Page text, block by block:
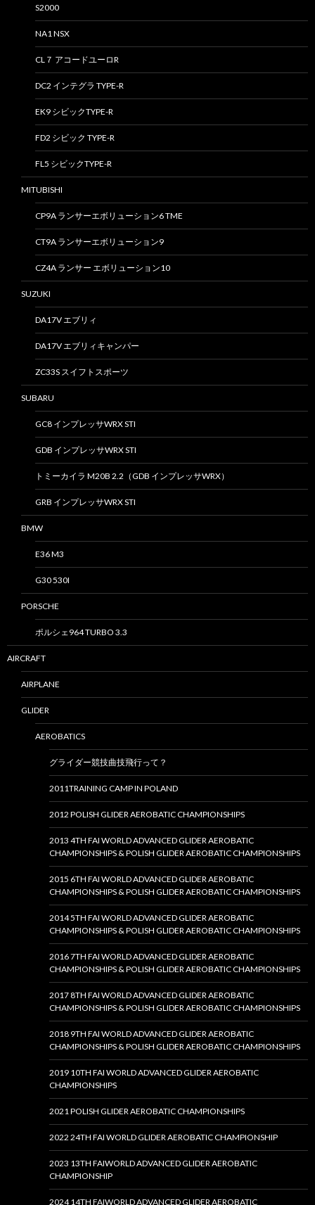
S2000
NA1 NSX
CL７ アコードユーロR
DC2 インテグラ TYPE-R
EK9 シビックTYPE-R
FD2 シビック TYPE-R
FL5 シビックTYPE-R
MITUBISHI
CP9A ランサーエボリューション6 TME
CT9A ランサーエボリューション9
CZ4A ランサー エボリューション10
SUZUKI
DA17V エブリィ
DA17V エブリィキャンパー
ZC33S スイフトスポーツ
SUBARU
GC8 インプレッサWRX STI
GDB インプレッサWRX STI
トミーカイラ M20B 2.2（GDB インプレッサWRX）
GRB インプレッサWRX STI
BMW
E36 M3
G30 530I
PORSCHE
ポルシェ964 TURBO 3.3
AIRCRAFT
AIRPLANE
GLIDER
AEROBATICS
グライダー競技曲技飛行って？
2011TRAINING CAMP IN POLAND
2012 POLISH GLIDER AEROBATIC CHAMPIONSHIPS
2013 4TH FAI WORLD ADVANCED GLIDER AEROBATIC
CHAMPIONSHIPS & POLISH GLIDER AEROBATIC CHAMPIONSHIPS
2015 6TH FAI WORLD ADVANCED GLIDER AEROBATIC
CHAMPIONSHIPS & POLISH GLIDER AEROBATIC CHAMPIONSHIPS
2014 5TH FAI WORLD ADVANCED GLIDER AEROBATIC
CHAMPIONSHIPS & POLISH GLIDER AEROBATIC CHAMPIONSHIPS
2016 7TH FAI WORLD ADVANCED GLIDER AEROBATIC
CHAMPIONSHIPS & POLISH GLIDER AEROBATIC CHAMPIONSHIPS
2017 8TH FAI WORLD ADVANCED GLIDER AEROBATIC
CHAMPIONSHIPS & POLISH GLIDER AEROBATIC CHAMPIONSHIPS
2018 9TH FAI WORLD ADVANCED GLIDER AEROBATIC
CHAMPIONSHIPS & POLISH GLIDER AEROBATIC CHAMPIONSHIPS
2019 10TH FAI WORLD ADVANCED GLIDER AEROBATIC
CHAMPIONSHIPS
2021 POLISH GLIDER AEROBATIC CHAMPIONSHIPS
2022 24TH FAI WORLD GLIDER AEROBATIC CHAMPIONSHIP
2023 13TH FAIWORLD ADVANCED GLIDER AEROBATIC
CHAMPIONSHIP
2024 14TH FAIWORLD ADVANCED GLIDER AEROBATIC